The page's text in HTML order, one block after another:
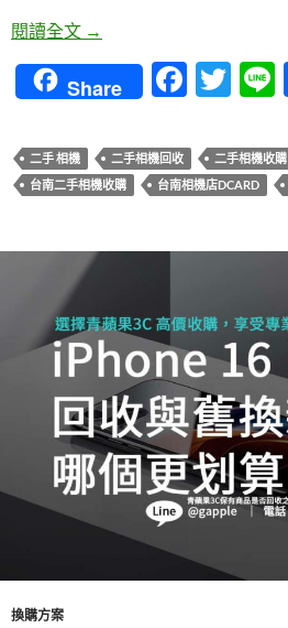
閱讀全文 台南相機專賣店：輕鬆查
→
Share
F
e
b
o
T
itt
er
二手 相機 二手相機回收 二手相機收購
台南二手相機收購
台南相機店DCARD
換購方案